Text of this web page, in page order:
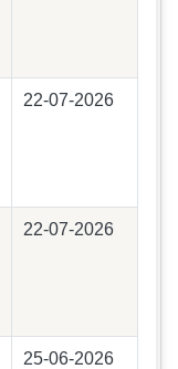
22-07-2026
22-07-2026
25-06-2026